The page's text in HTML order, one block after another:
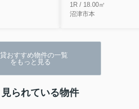
1R / 18.00㎡
沼津市本
おすすめ物件の一覧
をもっと見る
見られている物件